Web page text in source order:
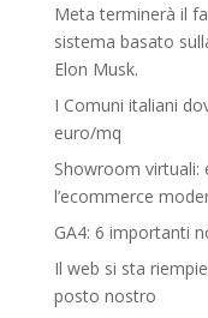
Meta terminerà il
sistema basato
Elon Musk.
I Comuni italiani
euro/mq
Showroom virtuali:
l’ecommerce
GA4: 6 importanti
Il web si sta
posto nostro